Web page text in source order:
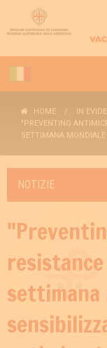
HOME IN
"PREVENTING
SETTIMANA
NOTIZIE
settimana